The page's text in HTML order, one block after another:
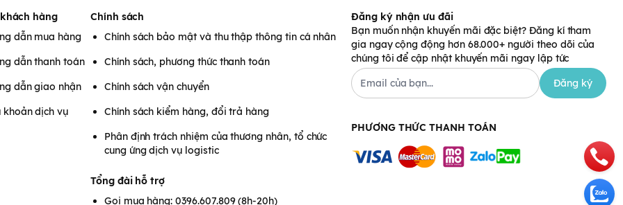
hàng
dẫn mua hàng
dẫn thanh toán
dẫn giao nhận
khoản dịch vụ
Chính sách
Chính sách bảo mật và thu thập thông tin cá nhân
Chính sách, phương thức thanh toán
Chính sách vận chuyển
Chính sách kiểm hàng, đổi trả hàng
Phân định trách nhiệm của thương nhân, tổ chức
cung ứng dịch vụ logistic
Tổng đài hỗ trợ
Gọi mua hàng: 0396.607.809 (8h-20h)
Đăng ký nhận ưu đãi
Bạn muốn nhận khuyến mãi đặc biệt? Đăng kí tham
gia ngay cộng động hơn 68.000+ người theo dõi của
chúng tôi để cập nhật khuyến mãi ngay lập tức
Đăng ký
PHƯƠNG THỨC THANH TOÁN